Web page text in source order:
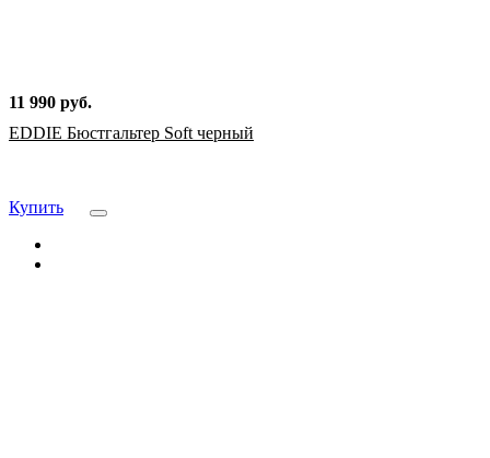
11 990 руб.
EDDIE Бюстгальтер Soft черный
Купить